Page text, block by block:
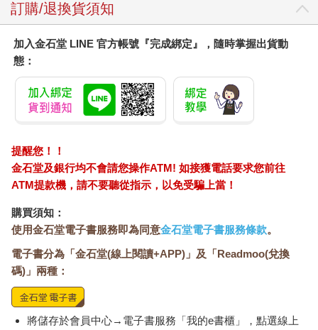
訂購/退換貨須知
加入金石堂 LINE 官方帳號『完成綁定』，隨時掌握出貨動
態：
提醒您！！
金石堂及銀行均不會請您操作ATM! 如接獲電話要求您前往
ATM提款機，請不要聽從指示，以免受騙上當！
購買須知：
使用金石堂電子書服務即為同意金石堂電子書服務條款。
電子書分為「金石堂(線上閱讀+APP)」及「Readmoo(兌換
碼)」兩種：
將儲存於會員中心→電子書服務「我的e書櫃」，點選線上